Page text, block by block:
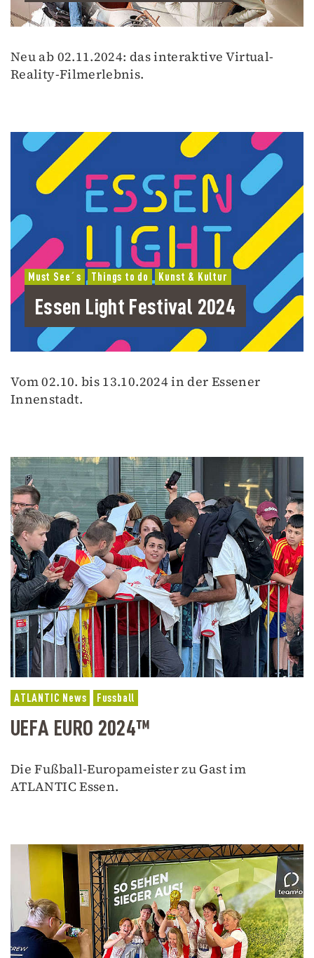
Neu ab 02.11.2024: das interaktive Virtual-
Reality-Filmerlebnis.
Must See´s Things to do Kunst & Kultur
Essen Light Festival 2024
Vom 02.10. bis 13.10.2024 in der Essener
Innenstadt.
ATLANTIC News Fussball
UEFA EURO 2024™
Die Fußball-Europameister zu Gast im
ATLANTIC Essen.